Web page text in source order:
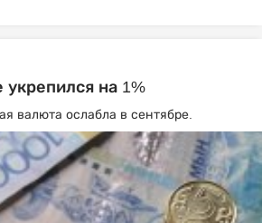
укрепился на 1%
валюта ослабла в сентябре.